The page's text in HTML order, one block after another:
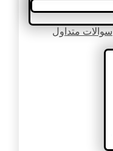
سوالات متداول